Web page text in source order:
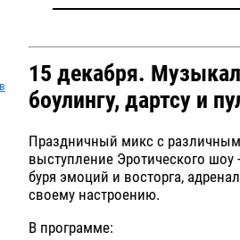
15 декабря.
боулингу, дартсу и
Праздничный микс с
выступление Эротического
буря эмоций и восторга,
своему настроению.
В программе: